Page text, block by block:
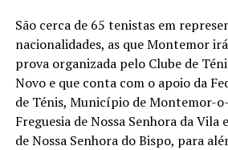
São cerca de 65 tenistas em
nacionalidades, as que Montemor
prova organizada pelo Clube de
Novo e que conta com o apoio da
de Ténis, Município de Montemor-
Freguesia de Nossa Senhora da Vila
de Nossa Senhora do Bispo, para